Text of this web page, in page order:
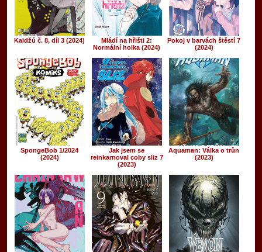
Kaidžú č. 8, díl 3 (2024)
Mládí na hřišti 2:
Normální holka (2024)
Pokoj v barvách štěstí 7
(2024)
SpongeBob 1/2024
(2024)
Jak jsem se
reinkarnoval coby sliz 7
(2023)
Aquaman: Válka o trůn
(2023)